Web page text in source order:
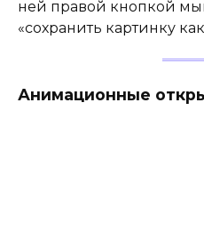
ней правой кнопкой
«сохранить картинку
Анимационные